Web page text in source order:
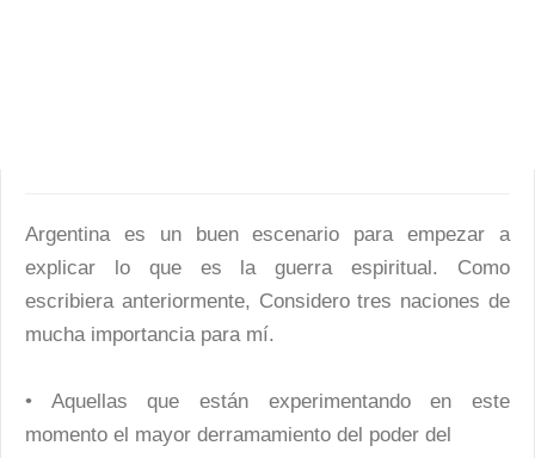
Argentina es un buen escenario para empezar a
explicar lo que es la guerra espiritual. Como
escribiera anteriormente, Considero tres naciones de
mucha importancia para mí.
• Aquellas que están experimentando en este
momento el mayor derramamiento del poder del